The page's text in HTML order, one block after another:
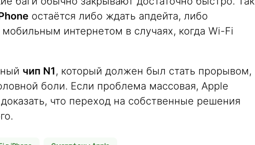
остаётся либо ждать апдейта, либо
интернетом в случаях, когда Wi-Fi
чип N1, который должен был стать прорывом,
боли. Если проблема массовая, Apple
что переход на собственные решения